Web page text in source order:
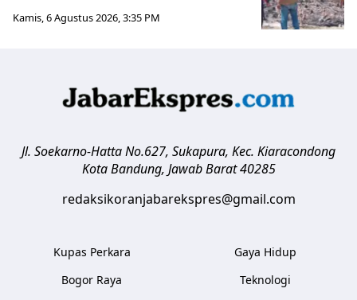
Kamis, 6 Agustus 2026, 3:35 PM
Jl. Soekarno-Hatta No.627, Sukapura, Kec. Kiaracondong
Kota Bandung, Jawab Barat 40285
redaksikoranjabarekspres@gmail.com
Kupas Perkara
Bogor Raya
Gaya Hidup
Teknologi